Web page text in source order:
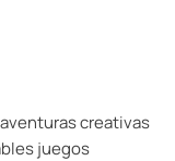
creativas
juegos